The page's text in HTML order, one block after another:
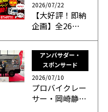
2026/07/22
【大好評！即納
企画】全26…
アンバサダー・
スポンサード
2026/07/10
プロバイクレー
サー・岡崎静…